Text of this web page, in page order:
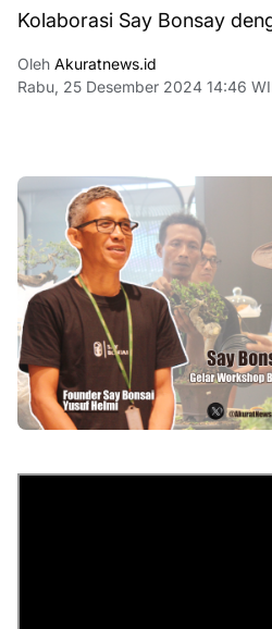
Kolaborasi Say Bonsay
Oleh Akuratnews.id
Rabu, 25 Desember 2024 14:46